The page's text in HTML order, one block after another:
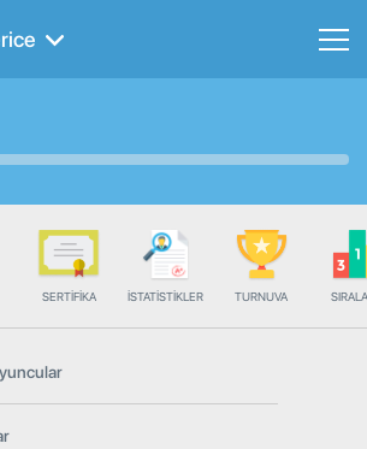
SERTIFIKA İSTATISTIKLER TURNUVA